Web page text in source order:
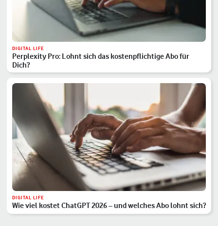
DIGITAL LIFE
Perplexity Pro: Lohnt sich das kostenpflichtige Abo für
Dich?
DIGITAL LIFE
Wie viel kostet ChatGPT 2026 – und welches Abo lohnt sich?